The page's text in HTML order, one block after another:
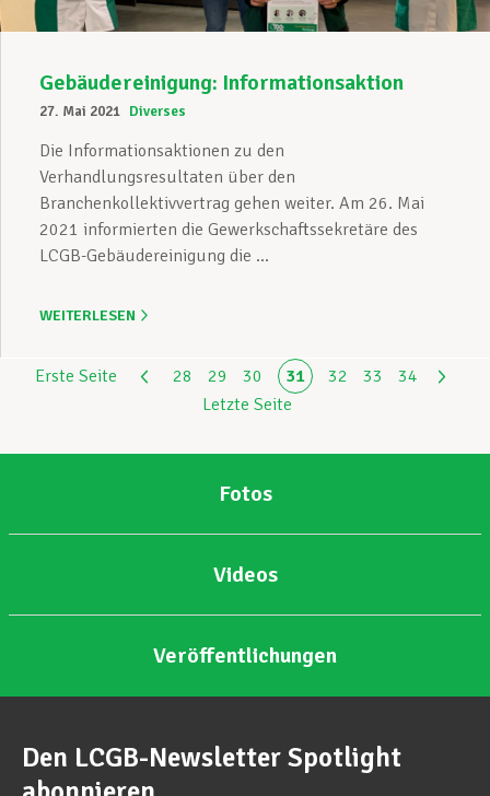
Gebäudereinigung: Informationsaktion
27. Mai 2021 Diverses
Die Informationsaktionen zu den
Verhandlungsresultaten über den
Branchenkollektivvertrag gehen weiter. Am 26. Mai
2021 informierten die Gewerkschaftssekretäre des
LCGB-Gebäudereinigung die ...
WEITERLESEN
Erste Seite 28 29 30 31 32 33
34
Letzte Seite
Fotos
Videos
Veröffentlichungen
Den LCGB-Newsletter Spotlight